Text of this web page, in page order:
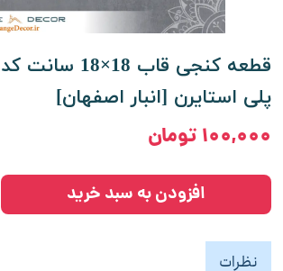
پلی استایرن [انبار اصفهان]
۱۰۰,۰۰۰ تومان
افزودن به سبد خرید
نظرات